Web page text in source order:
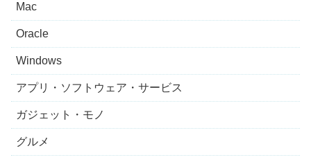
Mac
Oracle
Windows
アプリ・ソフトウェア・サービス
ガジェット・モノ
グルメ